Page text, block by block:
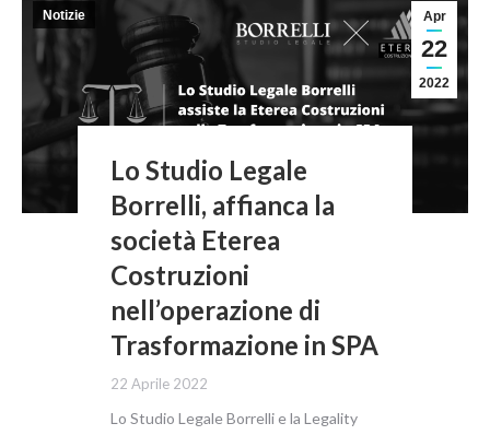
Apr
22
2022
Notizie
Lo Studio Legale
Borrelli, affianca la
società Eterea
Costruzioni
nell’operazione di
Trasformazione in SPA
22 Aprile 2022
Lo Studio Legale Borrelli e la Legality